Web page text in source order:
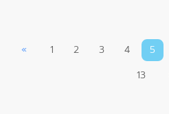
« 1 2 3 4 5
13